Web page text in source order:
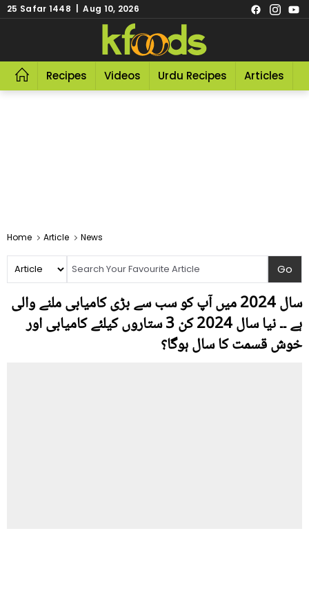
25 Safar 1448 | Aug 10, 2026
Recipes Videos Urdu Recipes Articles
Home Article News
سال 2024 میں آپ کو سب سے بڑی کامیابی ملنے والی
ہے ۔۔ نیا سال 2024 کن 3 ستاروں کیلئے کامیابی اور
خوش قسمت کا سال ہوگا؟